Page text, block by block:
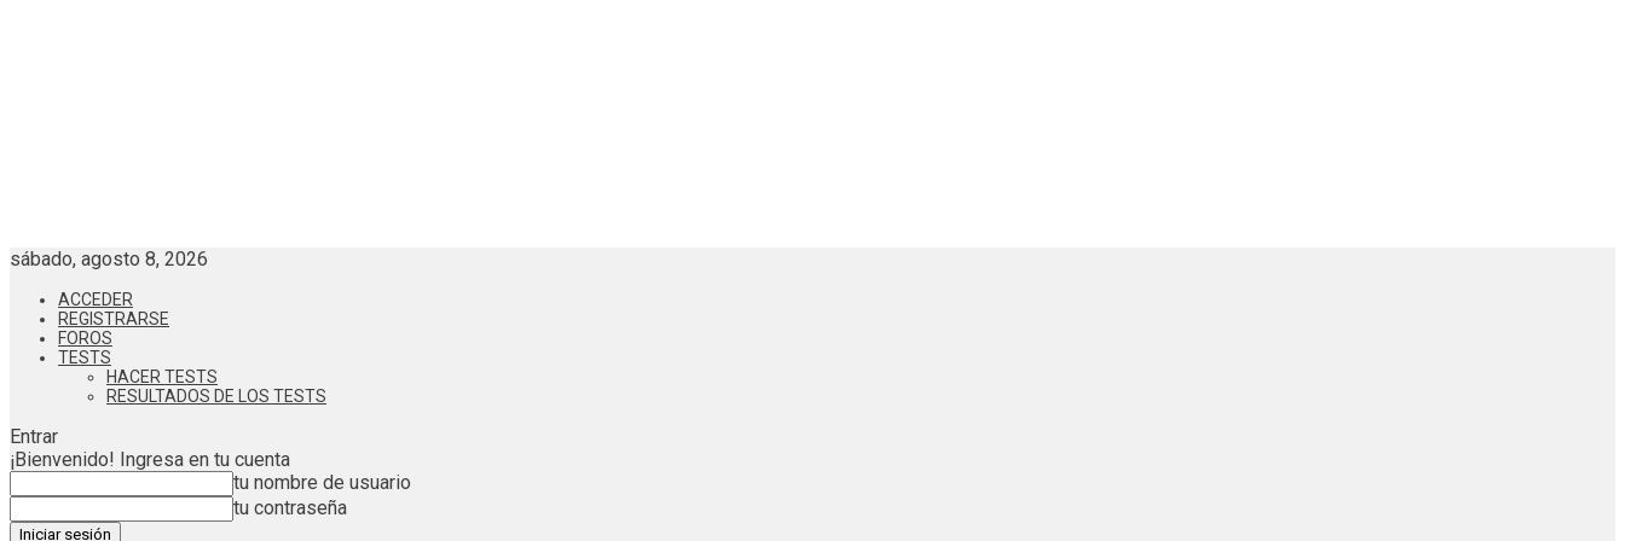
sábado, agosto 8, 2026
ACCEDER
REGISTRARSE
FOROS
TESTS
HACER TESTS
RESULTADOS DE LOS TESTS
Entrar
¡Bienvenido! Ingresa en tu cuenta
tu nombre de usuario
tu contraseña